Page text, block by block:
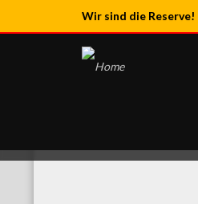
Wir sind die Reserve!